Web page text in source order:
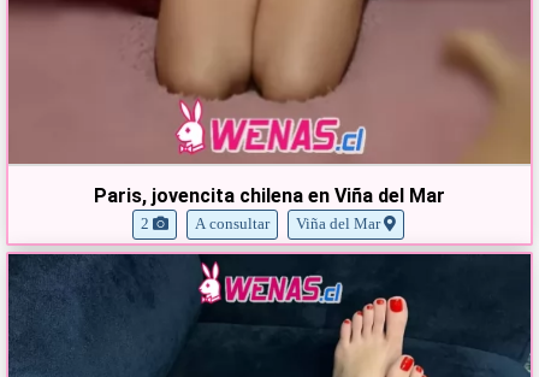
Paris, jovencita chilena en Viña del Mar
2 A consultar Viña del Mar